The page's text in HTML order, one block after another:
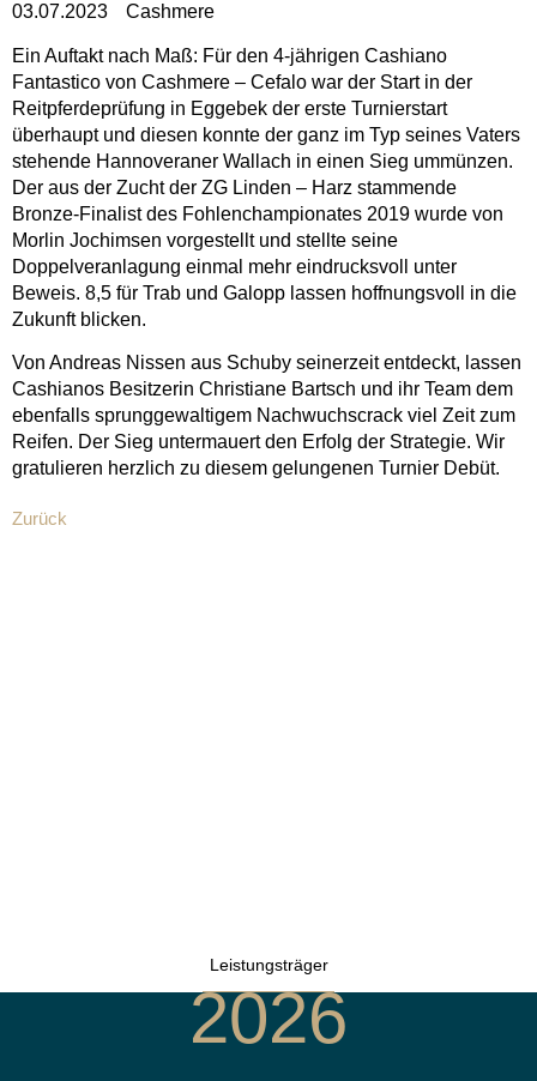
03.07.2023 Cashmere
Ein Auftakt nach Maß: Für den 4-jährigen Cashiano
Fantastico von Cashmere – Cefalo war der Start in der
Reitpferdeprüfung in Eggebek der erste Turnierstart
überhaupt und diesen konnte der ganz im Typ seines Vaters
stehende Hannoveraner Wallach in einen Sieg ummünzen.
Der aus der Zucht der ZG Linden – Harz stammende
Bronze-Finalist des Fohlenchampionates 2019 wurde von
Morlin Jochimsen vorgestellt und stellte seine
Doppelveranlagung einmal mehr eindrucksvoll unter
Beweis. 8,5 für Trab und Galopp lassen hoffnungsvoll in die
Zukunft blicken.
Von Andreas Nissen aus Schuby seinerzeit entdeckt, lassen
Cashianos Besitzerin Christiane Bartsch und ihr Team dem
ebenfalls sprunggewaltigem Nachwuchscrack viel Zeit zum
Reifen. Der Sieg untermauert den Erfolg der Strategie. Wir
gratulieren herzlich zu diesem gelungenen Turnier Debüt.
Zurück
Leistungsträger
2026